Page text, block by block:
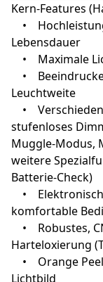
Kern-Features
•
Lebensdauer
• Maximale
•
Leuchtweite
•
stufenloses
Muggle-Modus,
weitere
Batterie-Check)
•
komfortable
• Robustes,
Harteloxierung
• Orange
Lichtbild